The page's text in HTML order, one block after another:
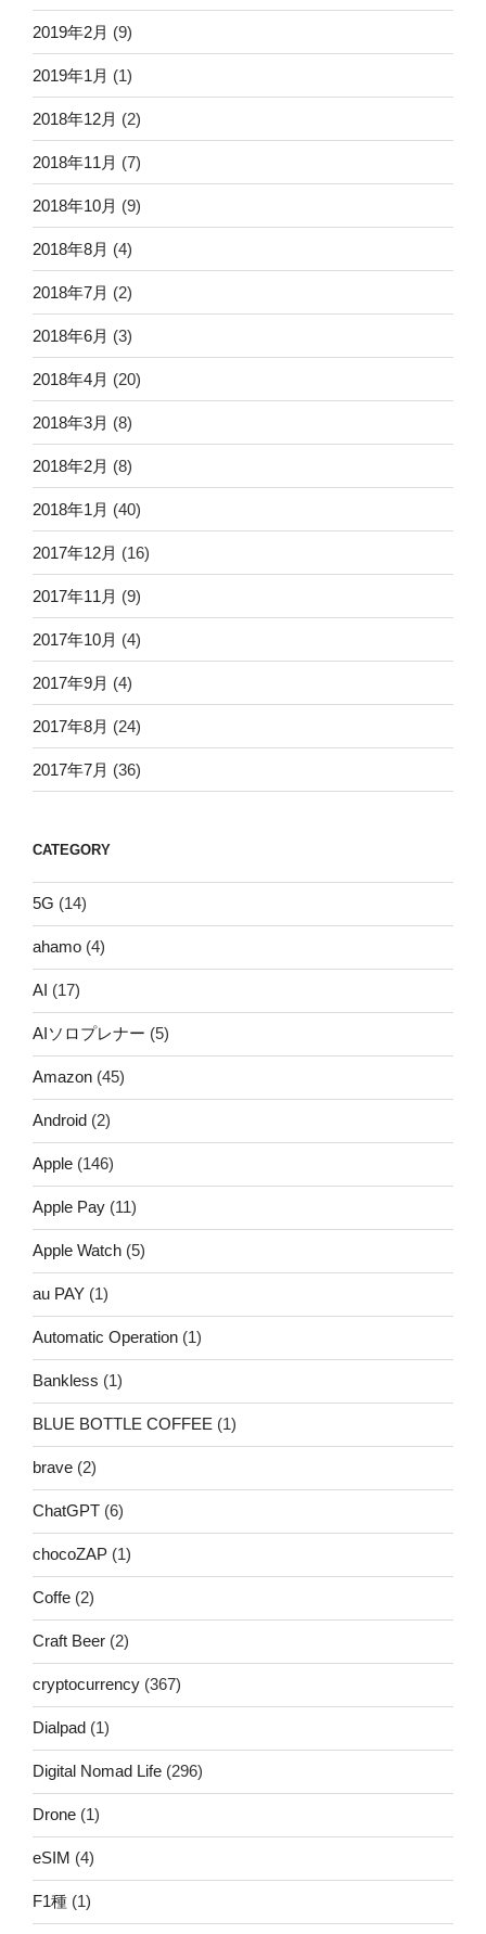
2019年2月 (9)
2019年1月 (1)
2018年12月 (2)
2018年11月 (7)
2018年10月 (9)
2018年8月 (4)
2018年7月 (2)
2018年6月 (3)
2018年4月 (20)
2018年3月 (8)
2018年2月 (8)
2018年1月 (40)
2017年12月 (16)
2017年11月 (9)
2017年10月 (4)
2017年9月 (4)
2017年8月 (24)
2017年7月 (36)
CATEGORY
5G (14)
ahamo (4)
AI (17)
AIソロプレナー (5)
Amazon (45)
Android (2)
Apple (146)
Apple Pay (11)
Apple Watch (5)
au PAY (1)
Automatic Operation (1)
Bankless (1)
BLUE BOTTLE COFFEE (1)
brave (2)
ChatGPT (6)
chocoZAP (1)
Coffe (2)
Craft Beer (2)
cryptocurrency (367)
Dialpad (1)
Digital Nomad Life (296)
Drone (1)
eSIM (4)
F1種 (1)